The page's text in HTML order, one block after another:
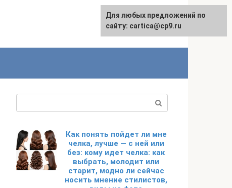
English
Как понять пойдет ли мне
челка, лучше — с ней или
без: кому идет челка: как
выбрать, молодит или
старит, модно ли сейчас
носить мнение стилистов,
Для любых предложений по
сайту: cartica@cp9.ru